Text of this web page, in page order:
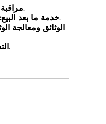
مساعدة العملاء في مراقبة جودة المنتج والتفتيش لضمان أن السلع المشتراة تلبي متطلبات العملاء ومعاييرها.
خدمة ما بعد البيع:توفير الدعم بعد البيع، وحل المشاكل التي يواجهها العملاء في عملية استخدام المنتج، والتعامل مع الأمور المتعلقة بالعودة والتبادل.
الوثائق ومعالجة
الترويج لبيع منتجات العملاء في الأسواق الخارجية، بما في ذلك المشاركة في المعارض وتنفيذ أنشطة التسويق.